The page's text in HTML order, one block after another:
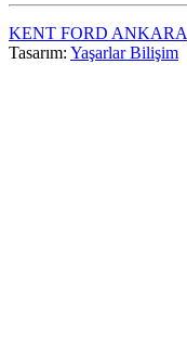
KENT FORD ANKARA
Tasarım: Yaşarlar Bilişim